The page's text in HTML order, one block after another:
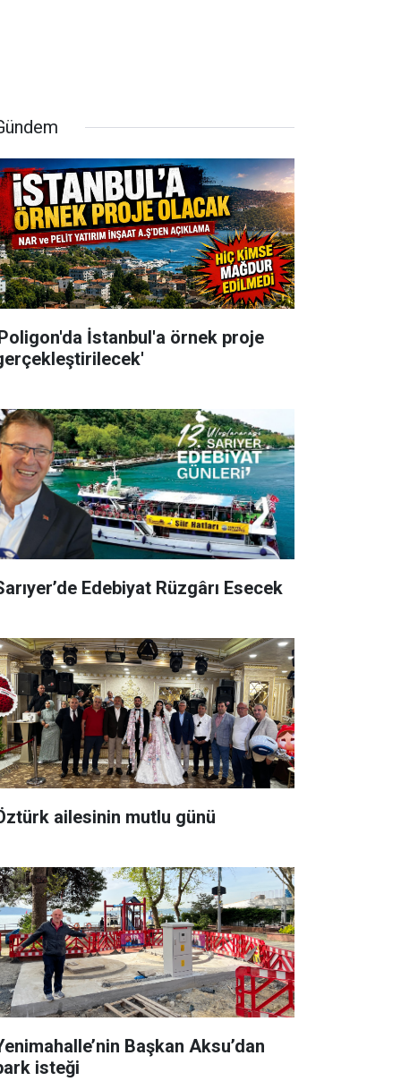
İstanbul'a örnek proje
Edebiyat Rüzgârı Esecek
ailesinin mutlu günü
Başkan Aksu’dan
isteği